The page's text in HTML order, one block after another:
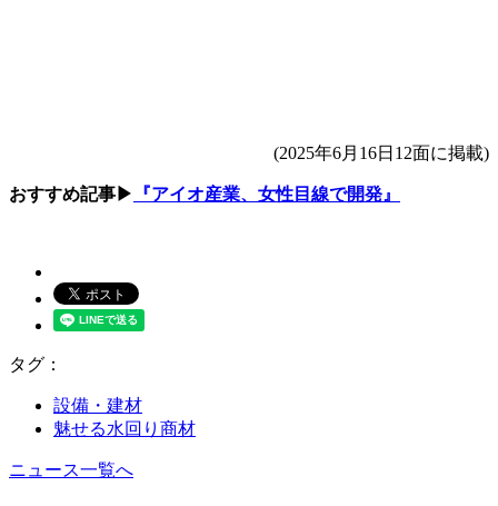
(2025年6月16日12面に掲載)
おすすめ記事▶ 『アイオ産業、女性目線で開発』
タグ：
設備・建材
魅せる水回り商材
ニュース一覧へ